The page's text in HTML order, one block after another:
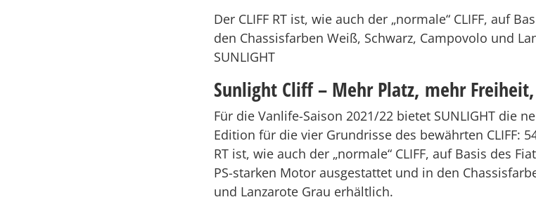
Der CLIFF RT ist, wie auch der „normale“ CLIFF, auf
den Chassisfarben Weiß, Schwarz, Campovolo und
SUNLIGHT
Sunlight Cliff – Mehr Platz, mehr
Für die Vanlife-Saison 2021/22 bietet SUNLIGHT die
Edition für die vier Grundrisse des bewährten CLIFF:
RT ist, wie auch der „normale“ CLIFF, auf Basis des
PS-starken Motor ausgestattet und in den
und Lanzarote Grau erhältlich.